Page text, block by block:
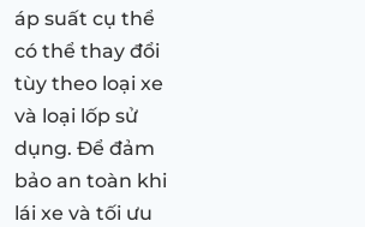
áp suất cụ thể
có thể thay đổi
tùy theo loại xe
và loại lốp sử
dụng. Để đảm
bảo an toàn khi
lái xe và tối ưu